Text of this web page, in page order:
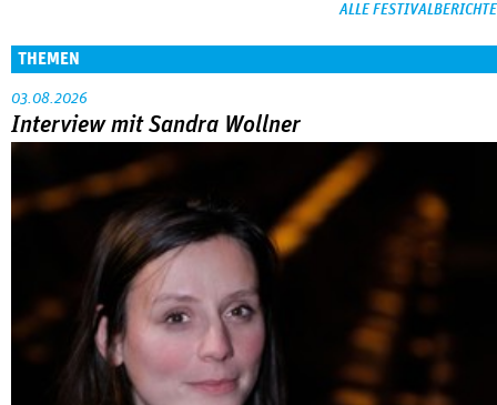
ALLE FESTIVALBERICHTE
THEMEN
03.08.2026
Interview mit Sandra Wollner